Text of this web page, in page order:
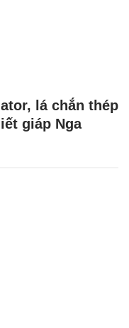
lá chắn thép
giáp Nga